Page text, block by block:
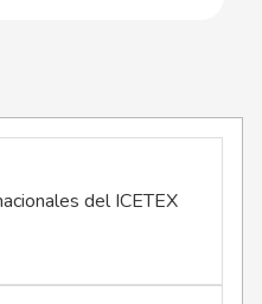
del ICETEX